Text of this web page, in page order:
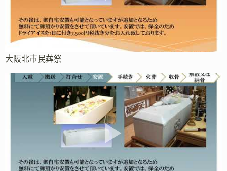
大阪北市民葬祭